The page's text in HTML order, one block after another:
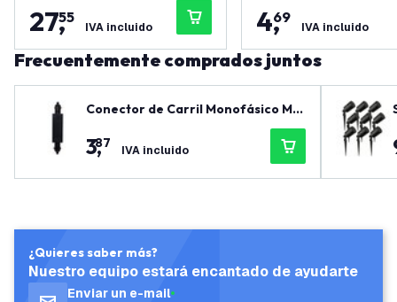
27,
55
IVA incluido 4,
69
IVA incluido
Frecuentemente comprados juntos
Conector de Carril Monofásico Me
diano + Fuente de Alimentación - N
egro
3,
87 IVA incluido
¿Quieres saber más?
Nuestro equipo estará encantado de ayudarte
Enviar un e-mail